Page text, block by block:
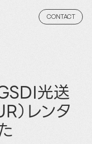
CONTACT
光送
）レンタ